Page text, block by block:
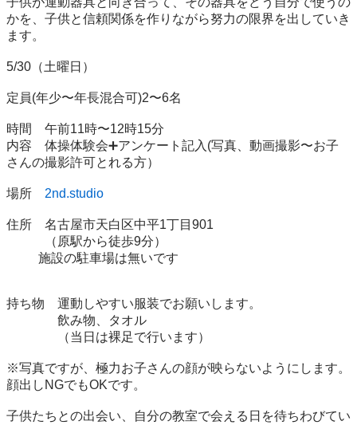
かを、子供と信頼関係を作りながら努力の限界を出していき
ます。
5/30（土曜日）
定員(年少〜年長混合可)2〜6名
時間　午前11時〜12時15分
内容　体操体験会➕アンケート記入(写真、動画撮影〜お子
さんの撮影許可とれる方）
場所 2nd.studio
住所　名古屋市天白区中平1丁目901
（原駅から徒歩9分）
持ち物　運動しやすい服装でお願いします。
飲み物、タオル
（当日は裸足で行います）
※写真ですが、極力お子さんの顔が映らないようにします。
顔出しNGでもOKです。
子供たちとの出会い、自分の教室で会える日を待ちわびてい